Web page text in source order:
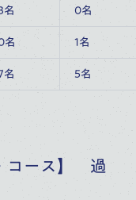
名 0名
名 1名
名 5名
コース】 過